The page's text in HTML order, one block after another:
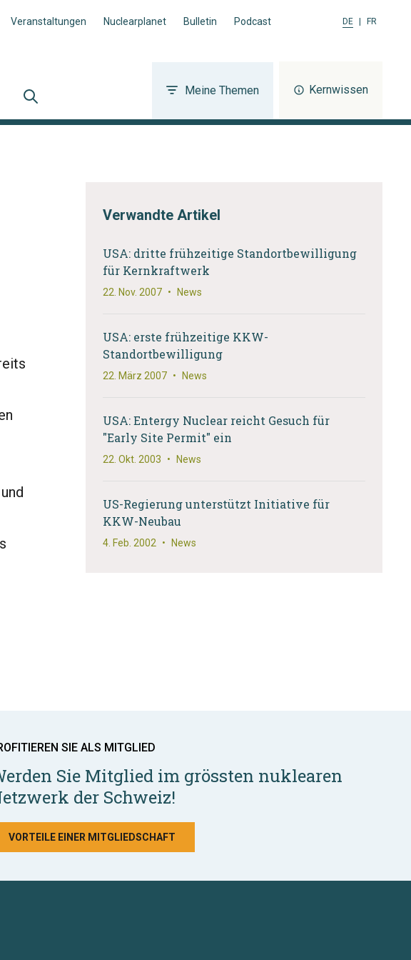
Veranstaltungen Nuclearplanet Bulletin Podcast DE FR
Meine Themen Kernwissen
Verwandte Artikel
USA: dritte frühzeitige Standortbewilligung
für Kernkraftwerk
22. Nov. 2007 • News
USA: erste frühzeitige KKW-
Standortbewilligung
22. März 2007 • News
USA: Entergy Nuclear reicht Gesuch für
"Early Site Permit" ein
22. Okt. 2003 • News
US-Regierung unterstützt Initiative für
KKW-Neubau
4. Feb. 2002 • News
SIE ALS MITGLIED
Sie Mitglied im grössten nuklearen
der Schweiz!
VORTEILE EINER MITGLIEDSCHAFT